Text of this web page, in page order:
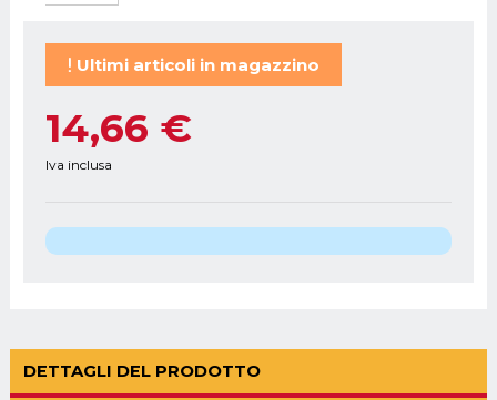
Ultimi articoli in magazzino
14,66 €
Iva inclusa
DETTAGLI DEL PRODOTTO